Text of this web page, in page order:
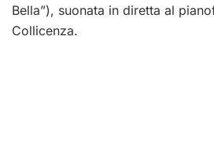
Bella”), suonata in diretta al
Collicenza.